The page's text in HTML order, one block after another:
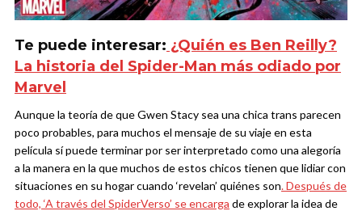
Te puede interesar: ¿Quién es Ben Reilly?
La historia del Spider-Man más odiado por
Marvel
Aunque la teoría de que Gwen Stacy sea una chica trans parecen
poco probables, para muchos el mensaje de su viaje en esta
película sí puede terminar por ser interpretado como una alegoría
a la manera en la que muchos de estos chicos tienen que lidiar con
situaciones en su hogar cuando ‘revelan’ quiénes son. Después de
todo, ‘A través del SpiderVerso’ se encarga de explorar la idea de